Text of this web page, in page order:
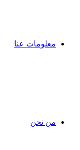
معلومات عنا
من نحن